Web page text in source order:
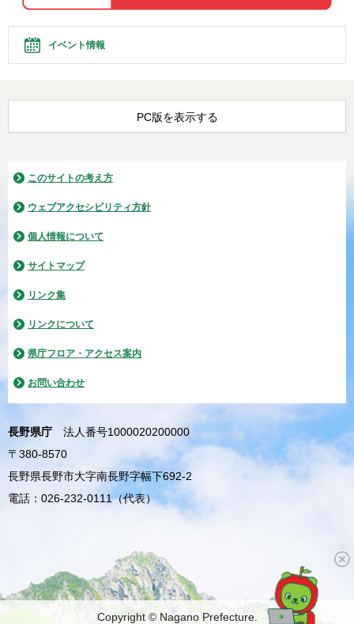
イベント情報
PC版を表示する
このサイトの考え方
ウェブアクセシビリティ方針
個人情報について
サイトマップ
リンク集
リンクについて
県庁フロア・アクセス案内
お問い合わせ
長野県庁
法人番号1000020200000
〒380-8570
長野県長野市大字南長野字幅下692-2
電話：026-232-0111（代表）
Copyright © Nagano Prefecture.